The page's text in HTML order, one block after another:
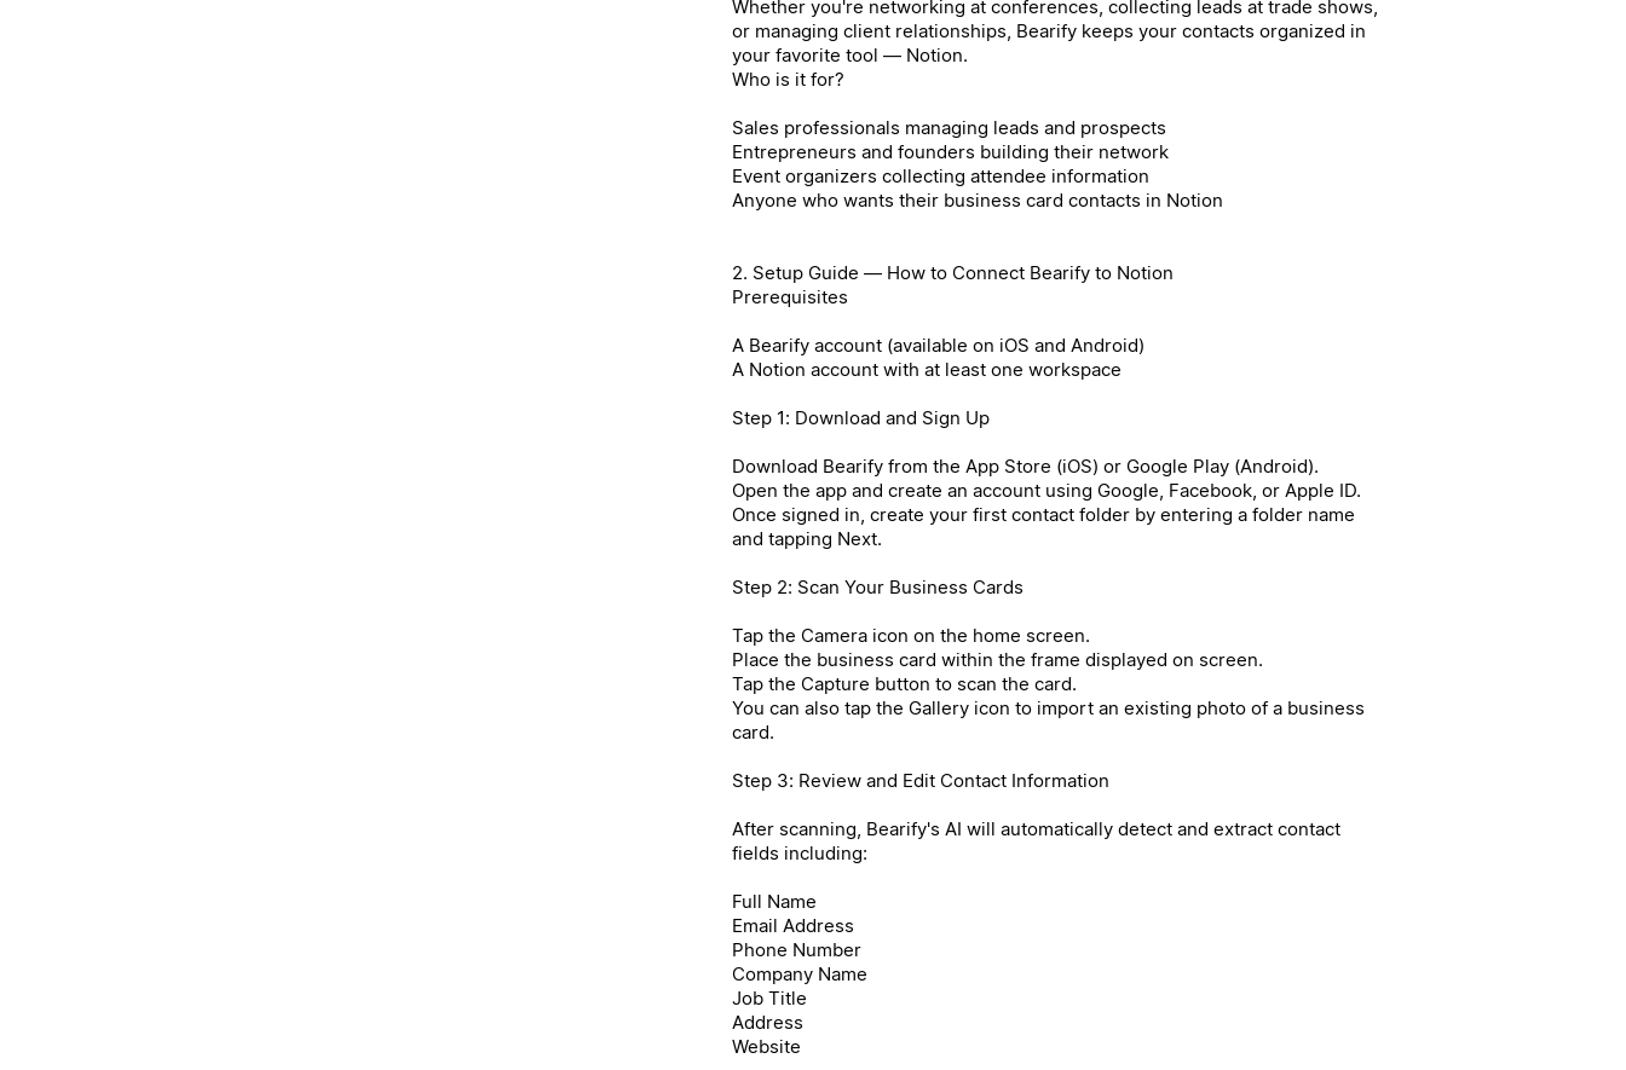
Whether you're networking at conferences, collecting leads at trade shows,
or managing client relationships, Bearify keeps your contacts organized in
your favorite tool — Notion.
Who is it for?
Sales professionals managing leads and prospects
Entrepreneurs and founders building their network
Event organizers collecting attendee information
Anyone who wants their business card contacts in Notion
2. Setup Guide — How to Connect Bearify to Notion
Prerequisites
A Bearify account (available on iOS and Android)
A Notion account with at least one workspace
Step 1: Download and Sign Up
Download Bearify from the App Store (iOS) or Google Play (Android).
Open the app and create an account using Google, Facebook, or Apple ID.
Once signed in, create your first contact folder by entering a folder name
and tapping Next.
Step 2: Scan Your Business Cards
Tap the Camera icon on the home screen.
Place the business card within the frame displayed on screen.
Tap the Capture button to scan the card.
You can also tap the Gallery icon to import an existing photo of a business
card.
Step 3: Review and Edit Contact Information
After scanning, Bearify's AI will automatically detect and extract contact
fields including:
Full Name
Email Address
Phone Number
Company Name
Job Title
Address
Website